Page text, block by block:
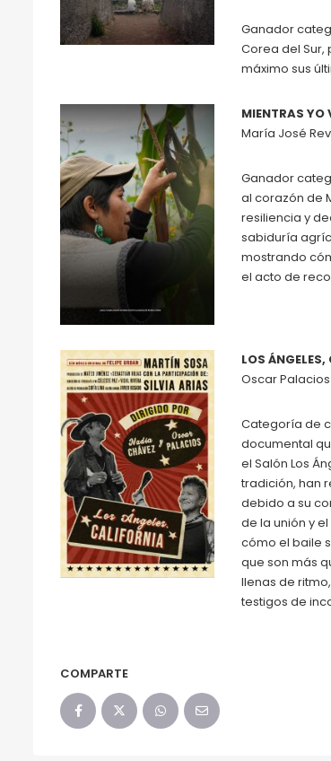
Ganador
Corea del
máximo sus
MIENTRAS YO
María José
Ganador
al corazón de
resiliencia y
sabiduría
mostrando
el acto de
LOS
Oscar Palacios
Categoría de
documental
el Salón Los
tradición, han
debido a su
de la unión y
cómo el baile
que son más
llenas de
testigos de
COMPARTE